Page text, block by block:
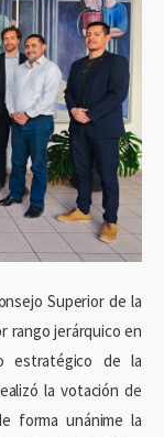
Superior de la
rango jerárquico en
estratégico de la
la votación de
forma unánime la